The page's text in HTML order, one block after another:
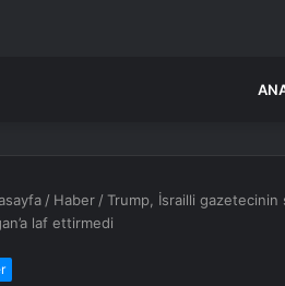
/ Haber /Trump, İsrailli gazetecinin
laf ettirmedi